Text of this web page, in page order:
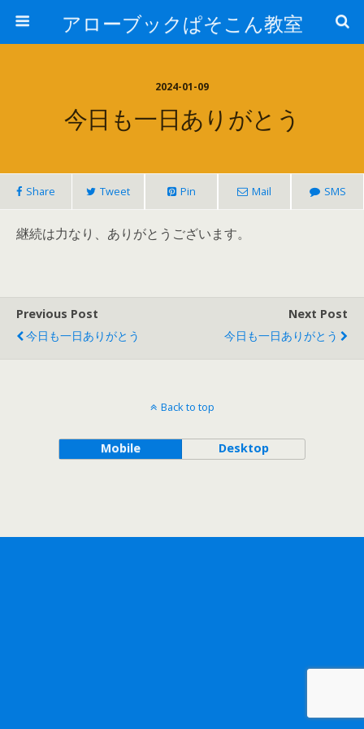
アローブックぱそこん教室
2024-01-09
今日も一日ありがとう
Share Tweet Pin Mail SMS
継続は力なり、ありがとうございます。
Previous Post
今日も一日ありがとう
Next Post
今日も一日ありがとう
Back to top
Mobile Desktop